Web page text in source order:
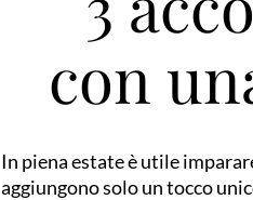
con
In piena estate è utile
aggiungono solo un tocco